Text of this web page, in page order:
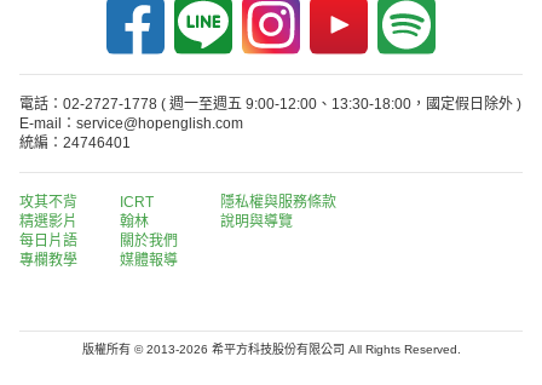
電話：02-2727-1778 ( 週一至週五 9:00-12:00、13:30-18:00，國定假日除外 )
E-mail：service@hopenglish.com
統編：24746401
攻其不背
精選影片
每日片語
專欄教學
ICRT
翰林
關於我們
媒體報導
隱私權與服務條款
說明與導覽
版權所有 © 2013-2026 希平方科技股份有限公司 All Rights Reserved.